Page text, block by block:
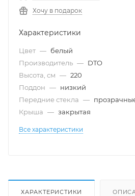
Хочу в подарок
Характеристики
Цвет — белый
Производитель — DTO
Высота, см — 220
Поддон — низкий
Передние стекла —
Крыша — закрытая
Все характеристики
ХАРАКТЕРИСТИКИ